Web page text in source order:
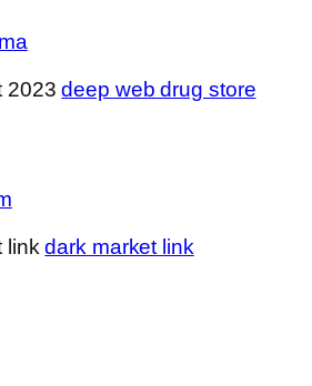
2023deep web drug store
linkdark market link